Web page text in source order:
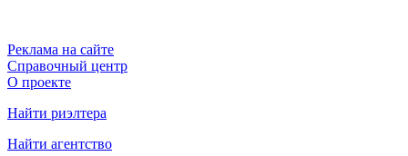
Реклама на сайте
Справочный центр
О проекте
Найти риэлтера
Найти агентство